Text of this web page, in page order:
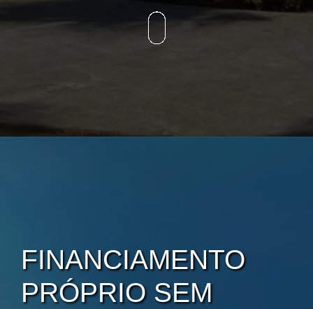
FINANCIAMENTO
PRÓPRIO SEM